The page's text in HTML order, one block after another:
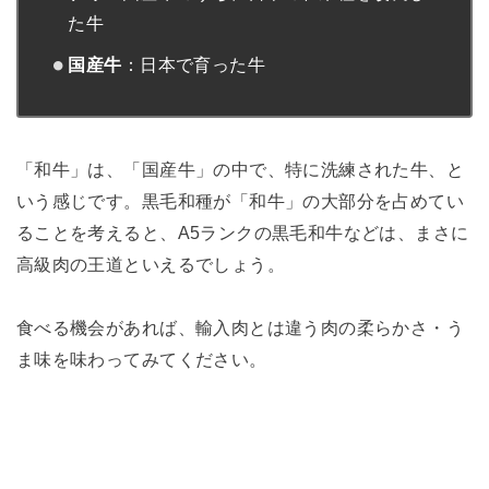
た牛
国産牛 ：日本で育った牛
「和牛」は、「国産牛」の中で、特に洗練された牛、と
いう感じです。黒毛和種が「和牛」の大部分を占めてい
ることを考えると、A5ランクの黒毛和牛などは、まさに
高級肉の王道といえるでしょう。
食べる機会があれば、輸入肉とは違う肉の柔らかさ・う
ま味を味わってみてください。